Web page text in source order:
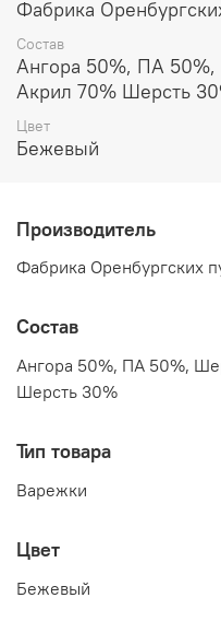
держат тепло и не
средней длины в виде
приятные, не колются.
вязаной косичкой.
прогулок, для занятий
великолепным подарком!
Фабрика
Состав
Ангора 50%, ПА 50%,
Акрил 70% Шерсть
Цвет
Бежевый
Производитель
Фабрика Оренбургских
Состав
Ангора 50%, ПА 50%,
Шерсть 30%
Тип товара
Варежки
Цвет
Бежевый